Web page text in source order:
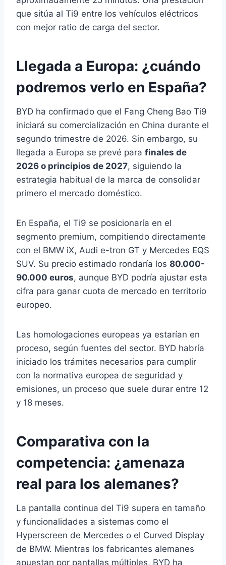
que sitúa al Ti9 entre los vehículos eléctricos
con mejor ratio de carga del sector.
Llegada a Europa: ¿cuándo
podremos verlo en España?
BYD ha confirmado que el Fang Cheng Bao Ti9
iniciará su comercialización en China durante el
segundo trimestre de 2026. Sin embargo, su
llegada a Europa se prevé para finales de
2026 o principios de 2027, siguiendo la
estrategia habitual de la marca de consolidar
primero el mercado doméstico.
En España, el Ti9 se posicionaría en el
segmento premium, compitiendo directamente
con el BMW iX, Audi e-tron GT y Mercedes EQS
SUV. Su precio estimado rondaría los 80.000-
90.000 euros, aunque BYD podría ajustar esta
cifra para ganar cuota de mercado en territorio
europeo.
Las homologaciones europeas ya estarían en
proceso, según fuentes del sector. BYD habría
iniciado los trámites necesarios para cumplir
con la normativa europea de seguridad y
emisiones, un proceso que suele durar entre 12
y 18 meses.
Comparativa con la
competencia: ¿amenaza
real para los alemanes?
La pantalla continua del Ti9 supera en tamaño
y funcionalidades a sistemas como el
Hyperscreen de Mercedes o el Curved Display
de BMW. Mientras los fabricantes alemanes
apuestan por pantallas múltiples, BYD ha